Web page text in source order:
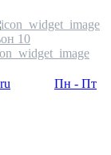
10
Пн - Пт